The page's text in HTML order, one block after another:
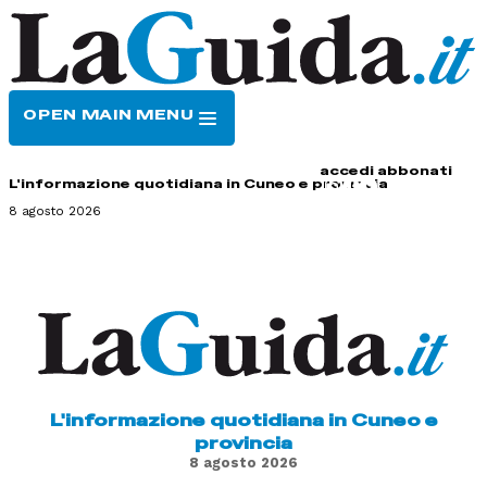
OPEN MAIN MENU
accedi abbonati
L'informazione quotidiana in Cuneo e provincia
8 agosto 2026
L'informazione quotidiana in Cuneo e
provincia
8 agosto 2026